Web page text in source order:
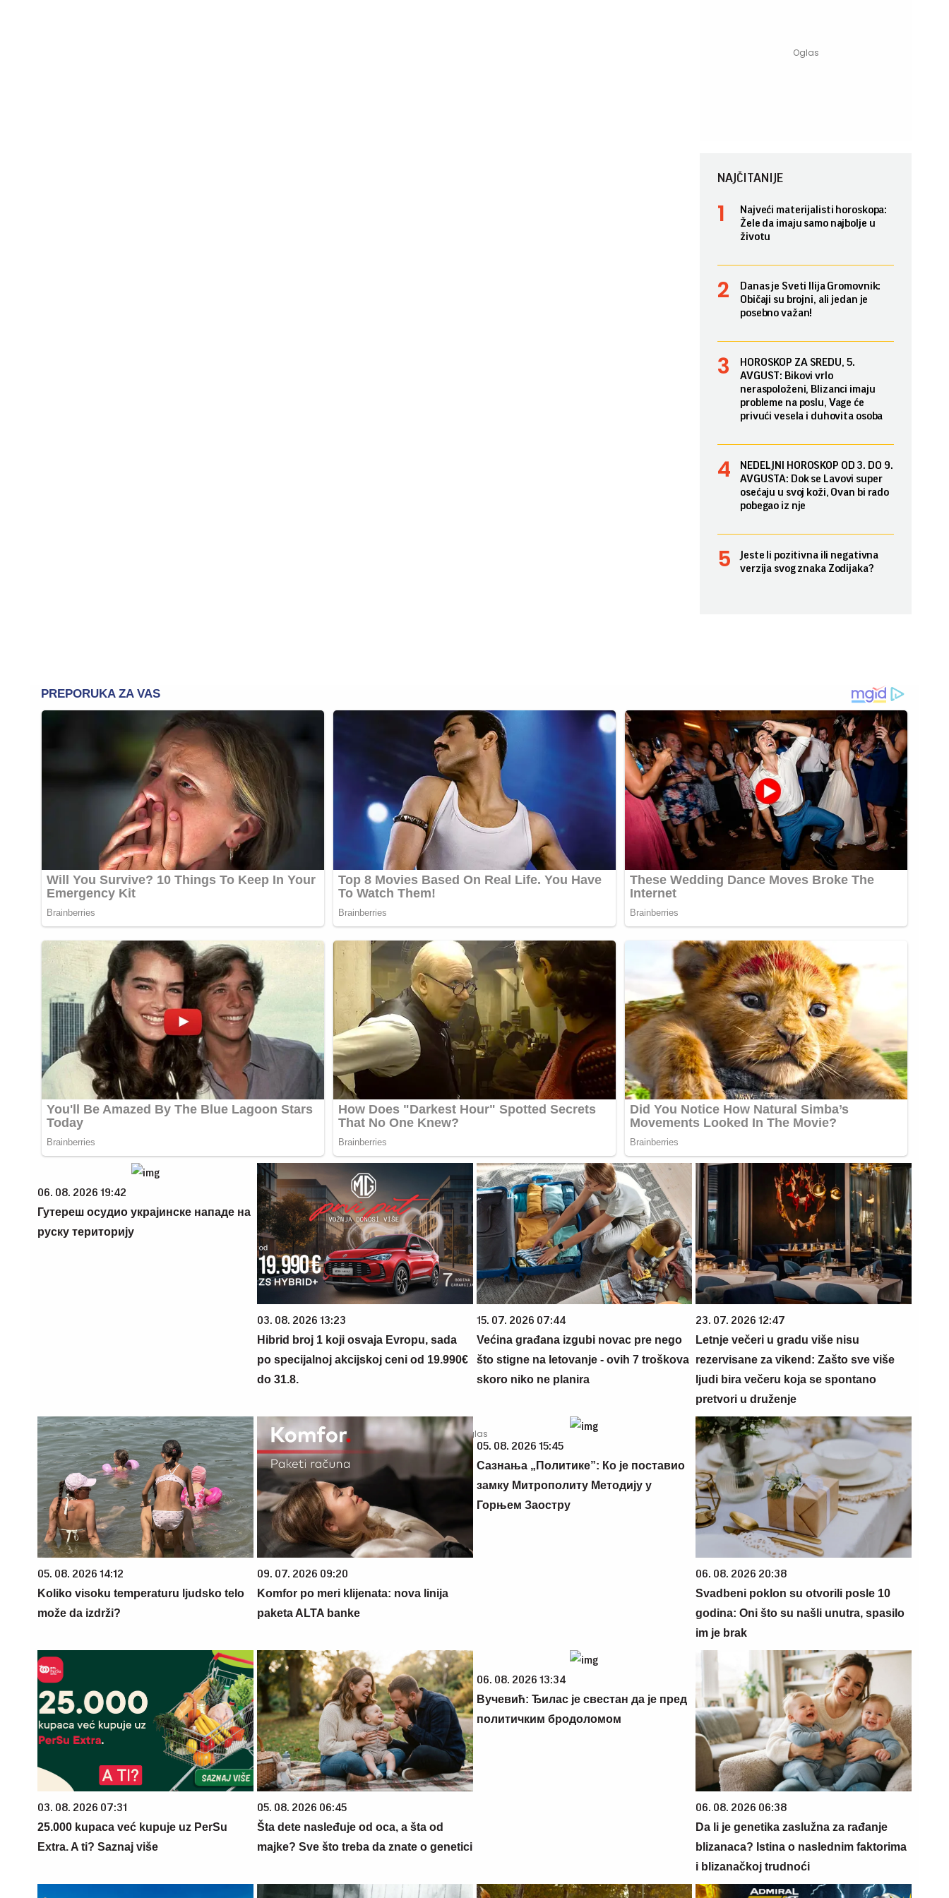
NAJČITANIJE
Najveći materijalisti horoskopa:
Žele da imaju samo najbolje u
životu
Danas je Sveti Ilija Gromovnik:
Običaji su brojni, ali jedan je
posebno važan!
HOROSKOP ZA SREDU, 5.
AVGUST: Bikovi vrlo
neraspoloženi, Blizanci imaju
probleme na poslu, Vage će
privući vesela i duhovita osoba
NEDELJNI HOROSKOP OD 3. DO 9.
AVGUSTA: Dok se Lavovi super
osećaju u svoj koži, Ovan bi rado
pobegao iz nje
Jeste li pozitivna ili negativna
verzija svog znaka Zodijaka?
06. 08. 2026 19:42
Гутереш осудио украјинске нападе на
руску територију
03. 08. 2026 13:23
Hibrid broj 1 koji osvaja Evropu, sada
po specijalnoj akcijskoj ceni od 19.990€
do 31.8.
15. 07. 2026 07:44
Većina građana izgubi novac pre nego
što stigne na letovanje - ovih 7 troškova
skoro niko ne planira
23. 07. 2026 12:47
Letnje večeri u gradu više nisu
rezervisane za vikend: Zašto sve više
ljudi bira večeru koja se spontano
pretvori u druženje
05. 08. 2026 14:12
Koliko visoku temperaturu ljudsko telo
može da izdrži?
09. 07. 2026 09:20
Komfor po meri klijenata: nova linija
paketa ALTA banke
05. 08. 2026 15:45
Сазнања „Политике”: Ко је поставио
замку Митрополиту Методију у
Горњем Заостру
06. 08. 2026 20:38
Svadbeni poklon su otvorili posle 10
godina: Oni što su našli unutra, spasilo
im je brak
03. 08. 2026 07:31
25.000 kupaca već kupuje uz PerSu
Extra. A ti? Saznaj više
05. 08. 2026 06:45
Šta dete nasleđuje od oca, a šta od
majke? Sve što treba da znate o genetici
06. 08. 2026 13:34
Вучевић: Ђилас је свестан да је пред
политичким бродоломом
06. 08. 2026 06:38
Da li je genetika zaslužna za rađanje
blizanaca? Istina o naslednim faktorima
i blizanačkoj trudnoći